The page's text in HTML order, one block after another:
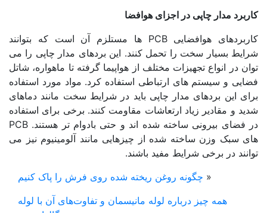
مدار چاپی در اجزای هوافضا
کاربردهای هوافضایی PCB ها مستلزم آن است که بتوانند
بسیار سخت را تحمل کنند. این بردهای مدار چاپی را می
در انواع تجهیزات مختلف از هواپیما گرفته تا ماهواره، شاتل
و سیستم های ارتباطی استفاده کرد. مواد مورد استفاده
این بردهای مدار چاپی باید در شرایط سخت مانند دماهای
و مقادیر زیاد ارتعاشات مقاومت کنند. برخی برای استفاده
در فضای بیرونی ساخته شده اند و حتی بادوام تر هستند. PCB
سبک وزن ساخته شده از چیزهایی مانند آلومینیوم نیز می
در برخی شرایط مفید باشند.
چگونه روغن ریخته شده روی فرش را پاک کنیم
همه چیز درباره لوله مانیسمان و تفاوت‌های آن با لوله